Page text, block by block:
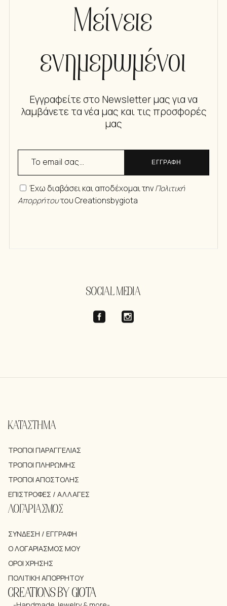
Μείνετε
ενημερωμένοι
Εγγραφείτε στο Newsletter μας για να
λαμβάνετε τα νέα μας και τις προσφορές
μας
ΕΓΓΡΑΦΗ
Έχω διαβάσει και αποδέχομαι τηνΠολιτική
Απορρήτουτου Creationsbygiota
SOCIAL MEDIA
ΚΑΤΑΣΤΗΜΑ
ΤΡΌΠΟΙ ΠΑΡΑΓΓΕΛΊΑΣ
ΤΡΌΠΟΙ ΠΛΗΡΩΜΉΣ
ΤΡΌΠΟΙ ΑΠΟΣΤΟΛΉΣ
ΕΠΙΣΤΡΟΦΈΣ / ΑΛΛΑΓΈΣ
ΛΟΓΑΡΙΑΣΜΟΣ
ΣΎΝΔΕΣΗ / ΕΓΓΡΑΦΉ
Ο ΛΟΓΑΡΙΑΣΜΌΣ ΜΟΥ
ΌΡΟΙ ΧΡΉΣΗΣ
ΠΟΛΙΤΙΚΉ ΑΠΟΡΡΉΤΟΥ
CREATIONS BY GIOTA